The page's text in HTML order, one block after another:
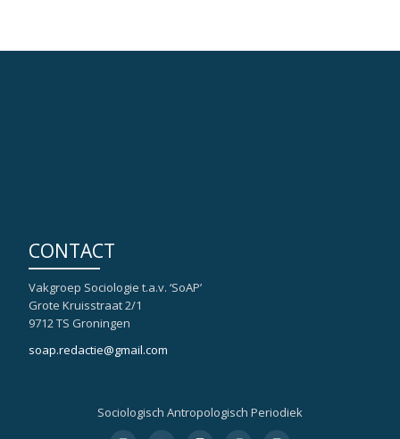
CONTACT
Vakgroep Sociologie t.a.v. ‘SoAP’
Grote Kruisstraat 2/1
9712 TS Groningen
soap.redactie@gmail.com
Sociologisch Antropologisch Periodiek